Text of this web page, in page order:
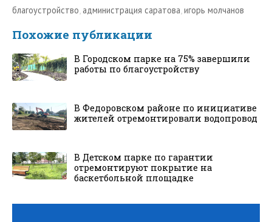
благоустройство, администрация саратова,игорь молчанов
Похожие публикации
В Городском парке на 75% завершили
работы по благоустройству
В Федоровском районе по инициативе
жителей отремонтировали водопровод
В Детском парке по гарантии
отремонтируют покрытие на
баскетбольной площадке